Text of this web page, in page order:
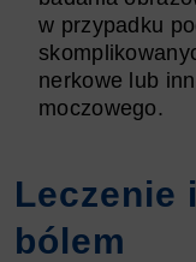
w przypadku
nerkowe lub
moczowego.
Leczenie
bólem